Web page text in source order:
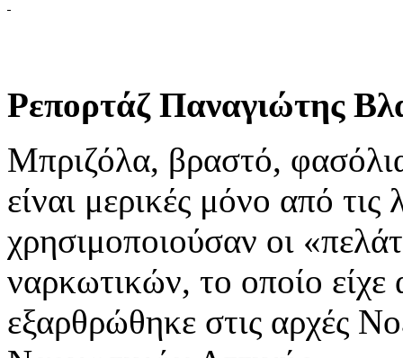
Ρεπορτάζ Παναγιώτης
Μπριζόλα, βραστό,
είναι μερικές μόνο από τις
χρησιμοποιούσαν οι
ναρκωτικών, το οποίο
εξαρθρώθηκε στις αρχές